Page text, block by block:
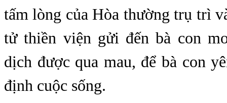
tấm lòng của Hòa thường trụ trì
tử thiền viện gửi đến bà con
dịch được qua mau, để bà con
định cuộc sống.